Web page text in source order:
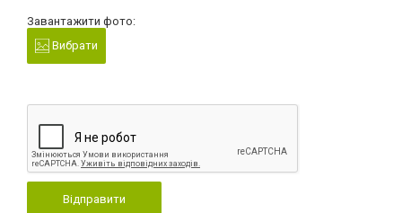
Завантажити фото:
Вибрати
Відправити